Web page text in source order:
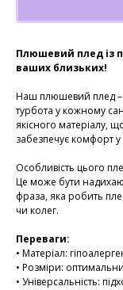
Плюшевий плед із
ваших близьких!
Наш плюшевий плед –
турбота у кожному
якісного матеріалу,
забезпечує комфорт
Особливість цього
Це може бути
фраза, яка робить
чи колег.
Переваги:
• Матеріал:
• Розміри:
• Універсальність: